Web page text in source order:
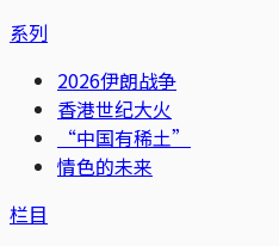
系列
2026伊朗战争
香港世纪大火
“中国有稀土”
情色的未来
栏目